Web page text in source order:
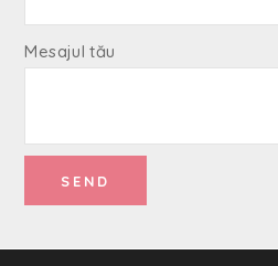
Mesajul tău